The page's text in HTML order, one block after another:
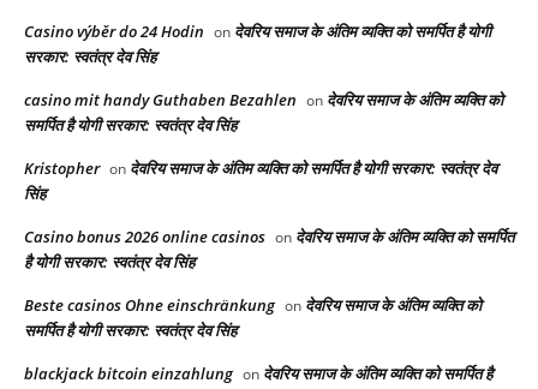
Casino výběr do 24 Hodin on देवरिय समाज के अंतिम व्यक्ति को समर्पित है योगी
सरकार: स्वतंत्र देव सिंह
casino mit handy Guthaben Bezahlen on देवरिय समाज के अंतिम व्यक्ति को
समर्पित है योगी सरकार: स्वतंत्र देव सिंह
Kristopher on देवरिय समाज के अंतिम व्यक्ति को समर्पित है योगी सरकार: स्वतंत्र देव
सिंह
Casino bonus 2026 online casinos on देवरिय समाज के अंतिम व्यक्ति को समर्पित
है योगी सरकार: स्वतंत्र देव सिंह
Beste casinos Ohne einschränkung on देवरिय समाज के अंतिम व्यक्ति को
समर्पित है योगी सरकार: स्वतंत्र देव सिंह
blackjack bitcoin einzahlung on देवरिय समाज के अंतिम व्यक्ति को समर्पित है